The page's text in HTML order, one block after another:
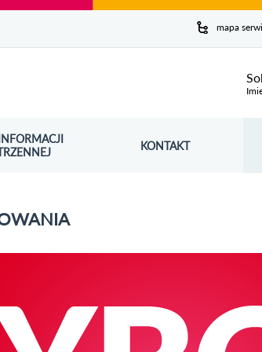
mapa
SIĘ W NOWYM OKNIE KONTAKT